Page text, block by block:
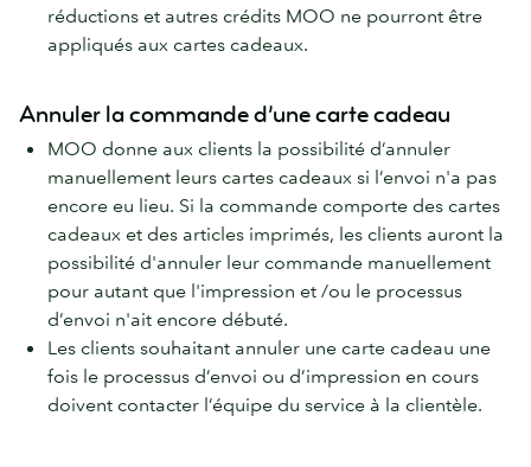
réductions et autres crédits MOO ne pourront être
appliqués aux cartes cadeaux.
Annuler la commande d’une carte cadeau
MOO donne aux clients la possibilité d’annuler
manuellement leurs cartes cadeaux si l’envoi n'a pas
encore eu lieu. Si la commande comporte des cartes
cadeaux et des articles imprimés, les clients auront la
possibilité d'annuler leur commande manuellement
pour autant que l'impression et /ou le processus
d’envoi n'ait encore débuté.
Les clients souhaitant annuler une carte cadeau une
fois le processus d’envoi ou d’impression en cours
doivent contacter l’équipe du service à la clientèle.